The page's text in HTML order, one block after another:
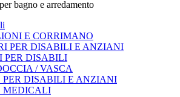
E CORRIMANO
PER DISABILI E ANZIANI
PER DISABILI
/ VASCA
PER DISABILI E ANZIANI
MEDICALI